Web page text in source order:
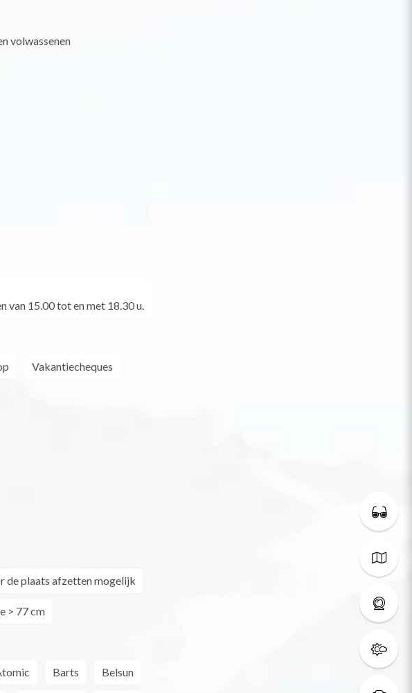
volwassenen
van 15.00 tot en met 18.30 u.
Vakantiecheques
de plaats afzetten mogelijk
> 77 cm
Barts Belsun